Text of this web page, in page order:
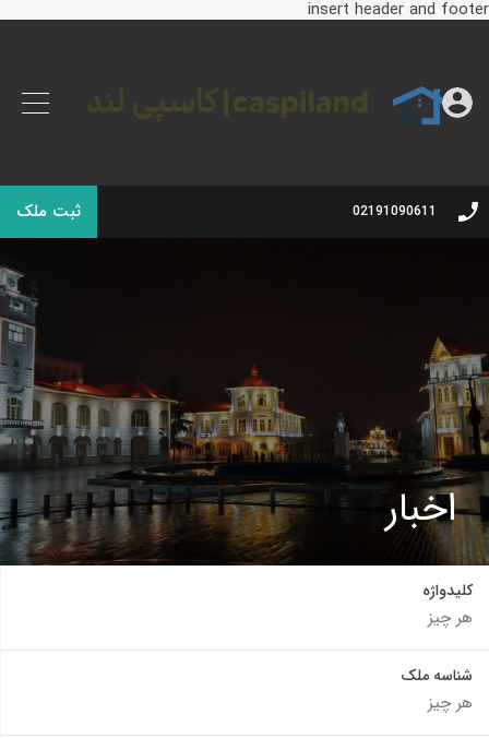
insert header and footer
02191090611 ثبت ملک
اخبار
کلیدواژه
شناسه ملک